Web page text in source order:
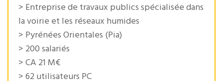
> Entreprise de travaux publics spécialisée dans
la voirie et les réseaux humides
> Pyrénées Orientales (Pia)
> 200 salariés
> CA 21 M€
> 62 utilisateurs PC